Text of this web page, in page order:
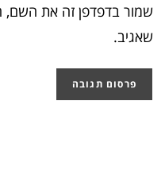
שמור בדפדפן זה את השם,
שאגיב.